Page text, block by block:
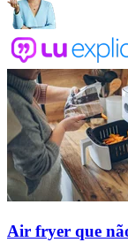
Air fryer que